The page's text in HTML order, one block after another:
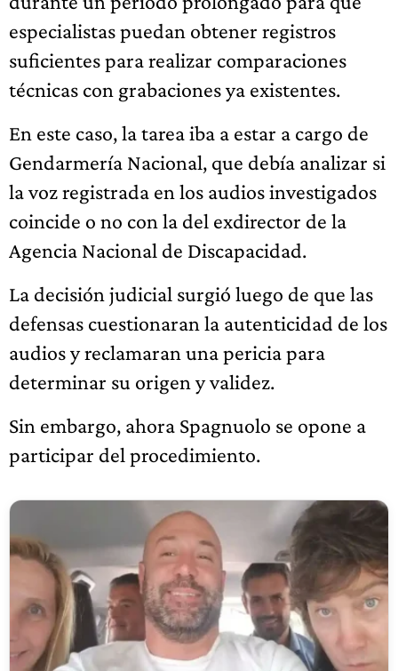
especialistas puedan obtener registros
suficientes para realizar comparaciones
técnicas con grabaciones ya existentes.
En este caso, la tarea iba a estar a cargo de
Gendarmería Nacional, que debía analizar si
la voz registrada en los audios investigados
coincide o no con la del exdirector de la
Agencia Nacional de Discapacidad.
La decisión judicial surgió luego de que las
defensas cuestionaran la autenticidad de los
audios y reclamaran una pericia para
determinar su origen y validez.
Sin embargo, ahora Spagnuolo se opone a
participar del procedimiento.